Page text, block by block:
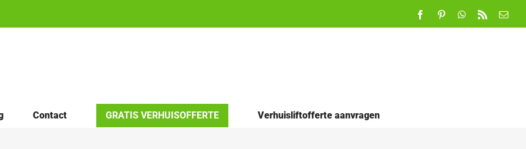
FacebookPinterestWhatsApp
Rss
E-
Contact GRATIS VERHUISOFFERTE Verhuisliftofferte aanvragen